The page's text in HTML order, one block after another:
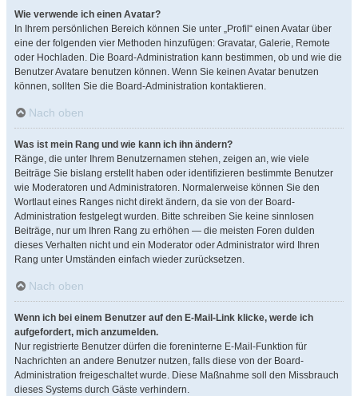
Wie verwende ich einen Avatar?
In Ihrem persönlichen Bereich können Sie unter „Profil“ einen Avatar über
eine der folgenden vier Methoden hinzufügen: Gravatar, Galerie, Remote
oder Hochladen. Die Board-Administration kann bestimmen, ob und wie die
Benutzer Avatare benutzen können. Wenn Sie keinen Avatar benutzen
können, sollten Sie die Board-Administration kontaktieren.
Nach oben
Was ist mein Rang und wie kann ich ihn ändern?
Ränge, die unter Ihrem Benutzernamen stehen, zeigen an, wie viele
Beiträge Sie bislang erstellt haben oder identifizieren bestimmte Benutzer
wie Moderatoren und Administratoren. Normalerweise können Sie den
Wortlaut eines Ranges nicht direkt ändern, da sie von der Board-
Administration festgelegt wurden. Bitte schreiben Sie keine sinnlosen
Beiträge, nur um Ihren Rang zu erhöhen — die meisten Foren dulden
dieses Verhalten nicht und ein Moderator oder Administrator wird Ihren
Rang unter Umständen einfach wieder zurücksetzen.
Nach oben
Wenn ich bei einem Benutzer auf den E-Mail-Link klicke, werde ich
aufgefordert, mich anzumelden.
Nur registrierte Benutzer dürfen die foreninterne E-Mail-Funktion für
Nachrichten an andere Benutzer nutzen, falls diese von der Board-
Administration freigeschaltet wurde. Diese Maßnahme soll den Missbrauch
dieses Systems durch Gäste verhindern.